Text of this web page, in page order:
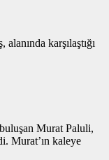
karşılaştığı
Murat Paluli,
Murat’ın kaleye